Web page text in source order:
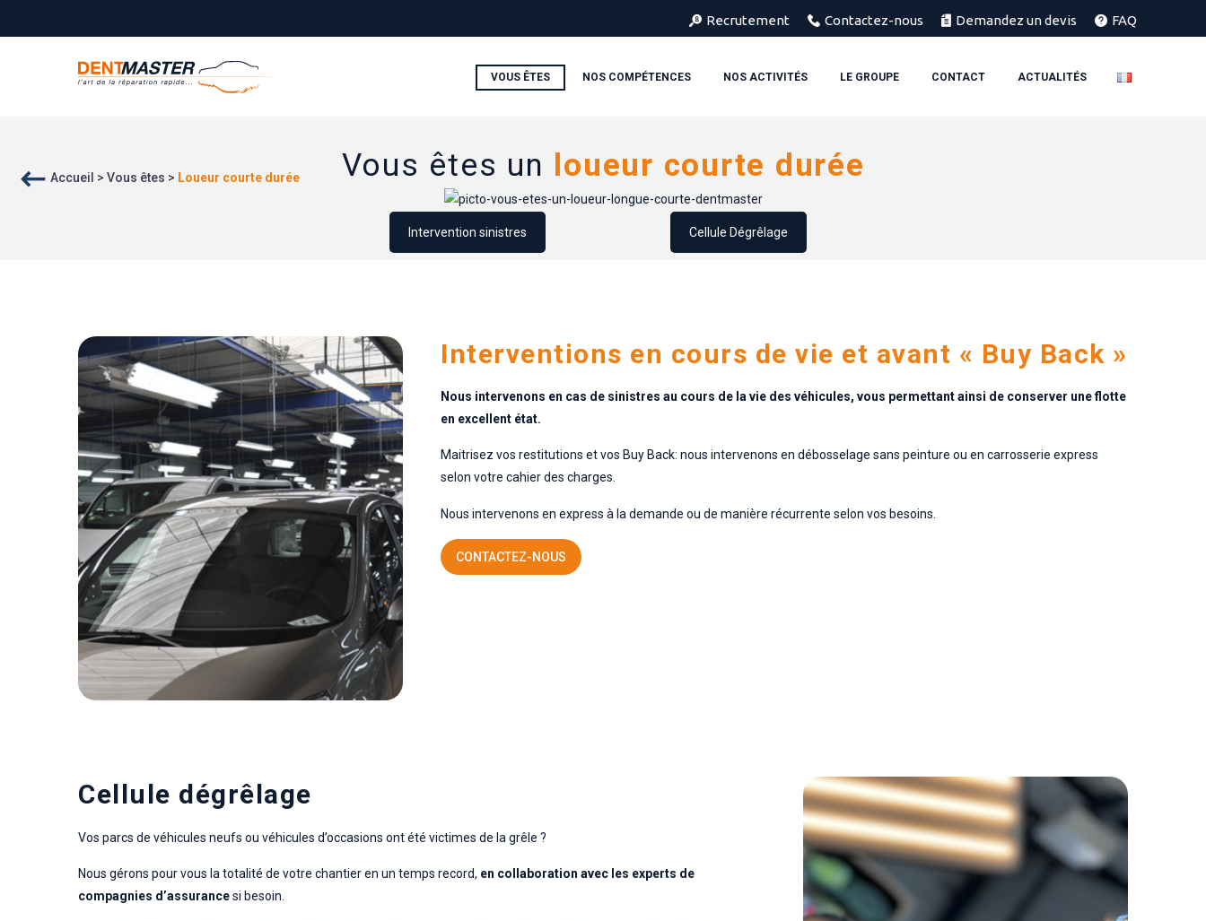
Recrutement Contactez-nous Demandez un devis FAQ
VOUS ÊTES NOS COMPÉTENCES NOS ACTIVITÉS LE GROUPE CONTACT ACTUALITÉS
Vous êtes un loueur courte durée
Accueil > Vous êtes > Loueur courte durée
Intervention sinistres Cellule Dégrêlage
Interventions en cours de vie et avant « Buy Back »
Nous intervenons en cas de sinistres au cours de la vie des véhicules, vous permettant ainsi de conserver une flotte
en excellent état.
Maitrisez vos restitutions et vos Buy Back: nous intervenons en débosselage sans peinture ou en carrosserie express
selon votre cahier des charges.
Nous intervenons en express à la demande ou de manière récurrente selon vos besoins.
CONTACTEZ-NOUS
Cellule dégrêlage
Vos parcs de véhicules neufs ou véhicules d’occasions ont été victimes de la grêle ?
Nous gérons pour vous la totalité de votre chantier en un temps record, en collaboration avec les experts de
compagnies d’assurancesi besoin.